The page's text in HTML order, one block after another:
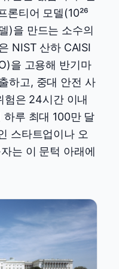
론티어 모델(10²⁶
)을 만드는 소수의
NIST 산하 CAISI
을 고용해 반기마
하고, 중대 안전 사
험은 24시간 이내
하루 최대 100만 달
스타트업이나 오
는 이 문턱 아래에